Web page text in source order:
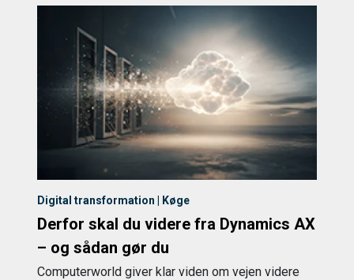
Digital transformation | Køge
Derfor skal du videre fra Dynamics AX
– og sådan gør du
Computerworld giver klar viden om vejen videre